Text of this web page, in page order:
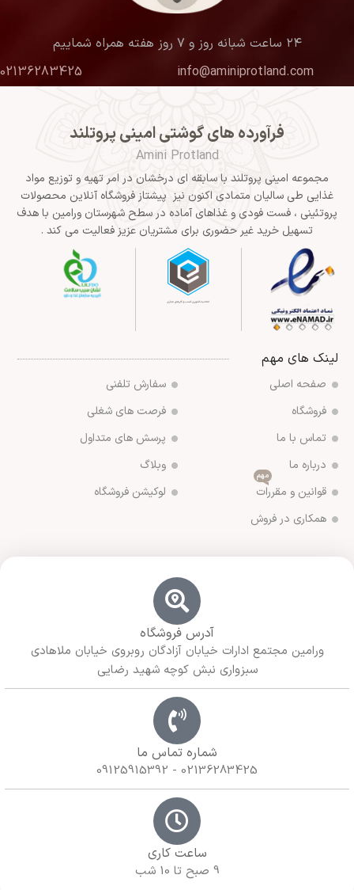
۲۴ ساعت شبانه روز و ۷ روز هفته همراه شماییم
info@aminiprotland.com
02136283425
فرآورده های گوشتی امینی پروتلند
Amini Protland
مجموعه امینی پروتلند با سابقه ای درخشان در امر تهیه و توزیع مواد
غذایی طی سالیان متمادی اکنون نیز پیشتاز فروشگاه آنلاین محصولات
پروتئینی ، فست فودی و غذاهای آماده در سطح شهرستان ورامین با هدف
تسهیل خرید غیر حضوری برای مشتریان عزیز فعالیت می کند .
لینک های مهم
صفحه اصلی
فروشگاه
تماس با ما
درباره ما
قوانین و مقررات
مهم
همکاری در فروش
سفارش تلفنی
فرصت های شغلی
پرسش های متداول
وبلاگ
لوکیشن فروشگاه
آدرس فروشگاه
ورامین مجتمع ادارات خیابان آزادگان روبروی خیابان ملاهادی
سبزواری نبش کوچه شهید رضایی
شماره تماس ما
02136283425 - 09125915392
ساعت کاری
9 صبح تا 10 شب